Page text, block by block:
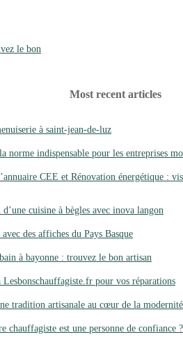
le bon
Most recent articles
à saint-jean-de-luz
norme indispensable pour les entreprises
CEE et Rénovation énergétique :
cuisine à bègles avec inova langon
des affiches du Pays Basque
à bayonne : trouvez le bon artisan
pour vos réparations
tradition artisanale au cœur de la modernité
chauffagiste est une personne de confiance ?